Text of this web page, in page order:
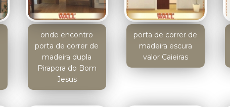
onde encontro
porta de correr de
madeira dupla
Pirapora do Bom
Jesus
porta de correr de
madeira escura
valor Caieiras